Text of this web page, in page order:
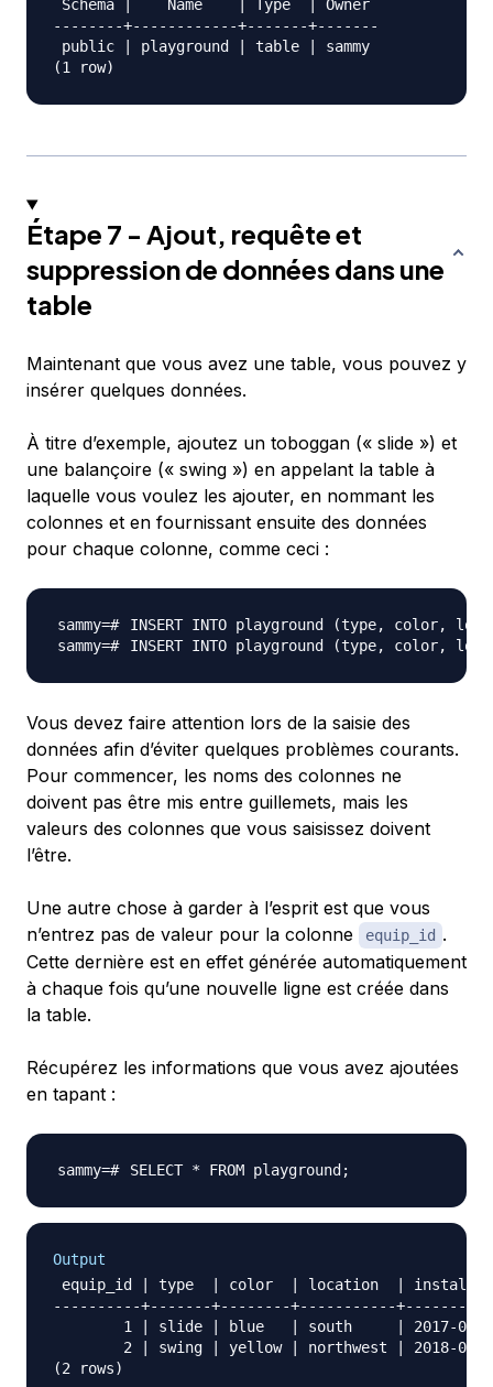
Schema |    Name    | Type  | Owner
--------+------------+-------+-------
public | playground | table | sammy
Étape 7 - Ajout, requête et
suppression de données dans une
table
Maintenant que vous avez une table, vous pouvez y
insérer quelques données.
À titre d’exemple, ajoutez un toboggan (« slide ») et
une balançoire (« swing ») en appelant la table à
laquelle vous voulez les ajouter, en nommant les
colonnes et en fournissant ensuite des données
pour chaque colonne, comme ceci :
INSERT INTO playground (type, color,
INSERT INTO playground
(type, color,
Vous devez faire attention lors de la saisie des
données afin d’éviter quelques problèmes courants.
Pour commencer, les noms des colonnes ne
doivent pas être mis entre guillemets, mais les
valeurs des colonnes que vous saisissez doivent
l’être.
Une autre chose à garder à l’esprit est que vous
n’entrez pas de valeur pour la colonne
equip_id .
Cette dernière est en effet générée automatiquement
à chaque fois qu’une nouvelle ligne est créée dans
la table.
Récupérez les informations que vous avez ajoutées
en tapant :
SELECT * FROM playground ;
Output
equip_id | type  | color  | location  |
----------+-------+--------+-----------
1 | slide | blue   | south     | 2017-04-
2 | swing | yellow | northwest | 2018-08-